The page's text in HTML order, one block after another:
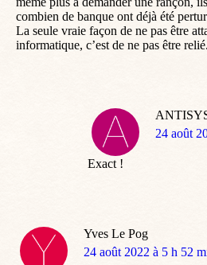
combien de banque ont déjà été
La seule vraie façon de ne pas être
informatique, c’est de ne pas être relié.
dit
24 août
Exact !
Yves Le Pog
dit
24 août 2022 à 5 h 52